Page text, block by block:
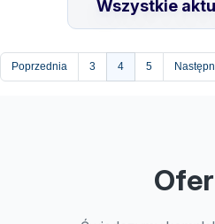
Wszystkie
Stronicowanie
Poprzednia Strona
3
Bieżąca
strona
4 Strona
5